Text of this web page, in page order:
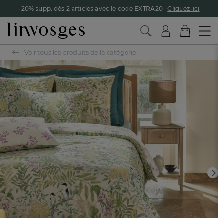
-20% supp. dès 2 articles avec le code EXTRA20 Cliquez-ici
Voir tous les produits de la catégorie